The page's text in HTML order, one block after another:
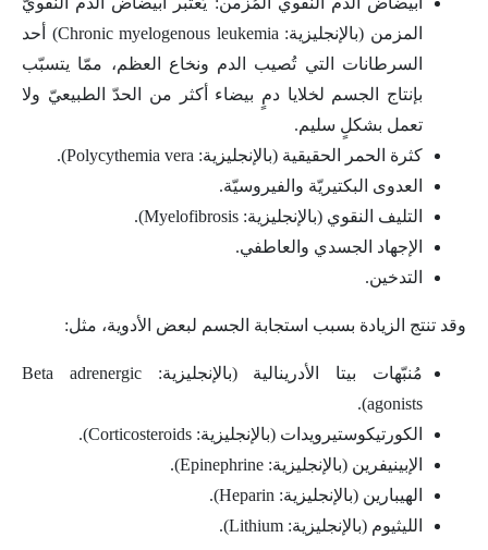
المزمن (بالإنجليزية: Chronic myelogenous leukemia) أحد
السرطانات التي تُصيب الدم ونخاع العظم، ممّا يتسبّب
بإنتاج الجسم لخلايا دمٍ بيضاء أكثر من الحدّ الطبيعيّ ولا
تعمل بشكلٍ سليم.
كثرة الحمر الحقيقية (بالإنجليزية: Polycythemia vera).
العدوى البكتيريّة والفيروسيّة.
التليف النقوي (بالإنجليزية: Myelofibrosis).
الإجهاد الجسدي والعاطفي.
التدخين.
وقد تنتج الزيادة بسبب استجابة الجسم لبعض الأدوية، مثل:
مُنبّهات بيتا الأدرينالية (بالإنجليزية: Beta adrenergic
agonists).
الكورتيكوستيرويدات (بالإنجليزية: Corticosteroids).
الإبينيفرين (بالإنجليزية: Epinephrine).
الهيبارين (بالإنجليزية: Heparin).
الليثيوم (بالإنجليزية: Lithium).